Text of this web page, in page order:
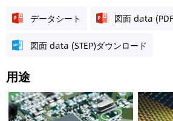
データシート 図面 data
図面 data (STEP)ダウンロード
用途